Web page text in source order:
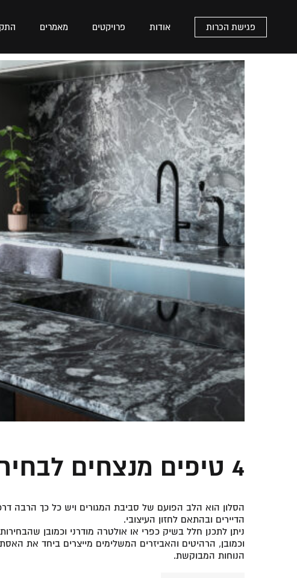
פגישת הכרות אודות פרויקטים מאמרים
4 טיפים מנצחים לבחירת שולחנות צד
הסלון הוא הלב הפועם של סביבת המגורים ויש כל כך הרבה
הדיירים ובהתאם לחזון העיצובי.
ניתן לתכנן חלל בשיק כפרי או אולטרה מודרני וכמובן
וכמובן, הרהיטים והאביזרים המשלימים מייצרים ביחד את
הנוחות המבוקשת.